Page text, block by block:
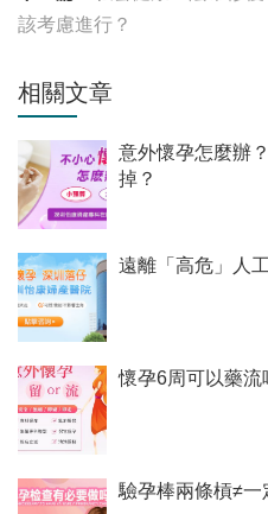
該考慮進行？
相關文章
意外懷孕怎麼辦
掉？
遠離「高危」人
懷孕6周可以藥
驗孕棒兩條槓≠